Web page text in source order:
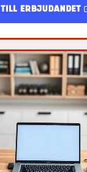
TILL ERBJUDANDET